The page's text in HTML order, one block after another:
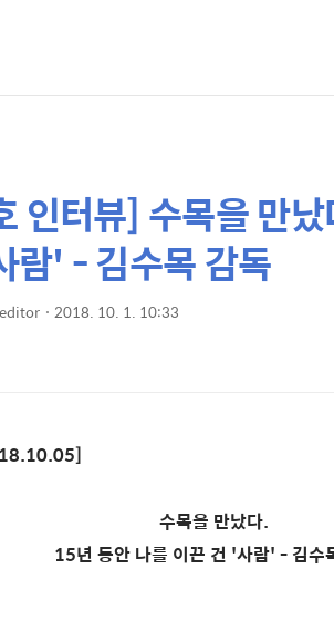
인터뷰] 수목을 만
람' - 김수목 감독
2018. 10. 1. 10:33
수목을 만났다.
15년 동안 나를 이끈 건 '사람' - 김수